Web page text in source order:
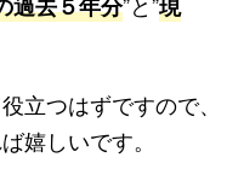
立つはずですので、
嬉しいです。